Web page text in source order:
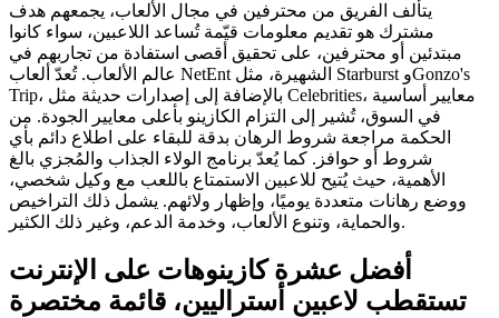
يتألف الفريق من محترفين في مجال الألعاب، يجمعهم هدف
مشترك هو تقديم معلومات قيّمة تُساعد اللاعبين، سواء كانوا
مبتدئين أو محترفين، على تحقيق أقصى استفادة من تجاربهم في
عالم الألعاب. تُعدّ ألعاب NetEnt الشهيرة، مثل Starburst وGonzo's
Trip، بالإضافة إلى إصدارات حديثة مثل Celebrities، معايير أساسية
في السوق، تُشير إلى التزام الكازينو بأعلى معايير الجودة. من
الحكمة مراجعة شروط الرهان بدقة للبقاء على اطلاع دائم بأي
شروط أو حوافز. كما يُعدّ برنامج الولاء الجذاب والمُجزي بالغ
الأهمية، حيث يُتيح للاعبين الاستمتاع باللعب مع وكيل شخصي،
ووضع رهانات متعددة يوميًا، وإظهار ولائهم. يشمل ذلك التراخيص
والحماية، وتنوع الألعاب، وخدمة الدعم، وغير ذلك الكثير.
أفضل عشرة كازينوهات على الإنترنت
تستقطب لاعبين أستراليين، قائمة مختصرة